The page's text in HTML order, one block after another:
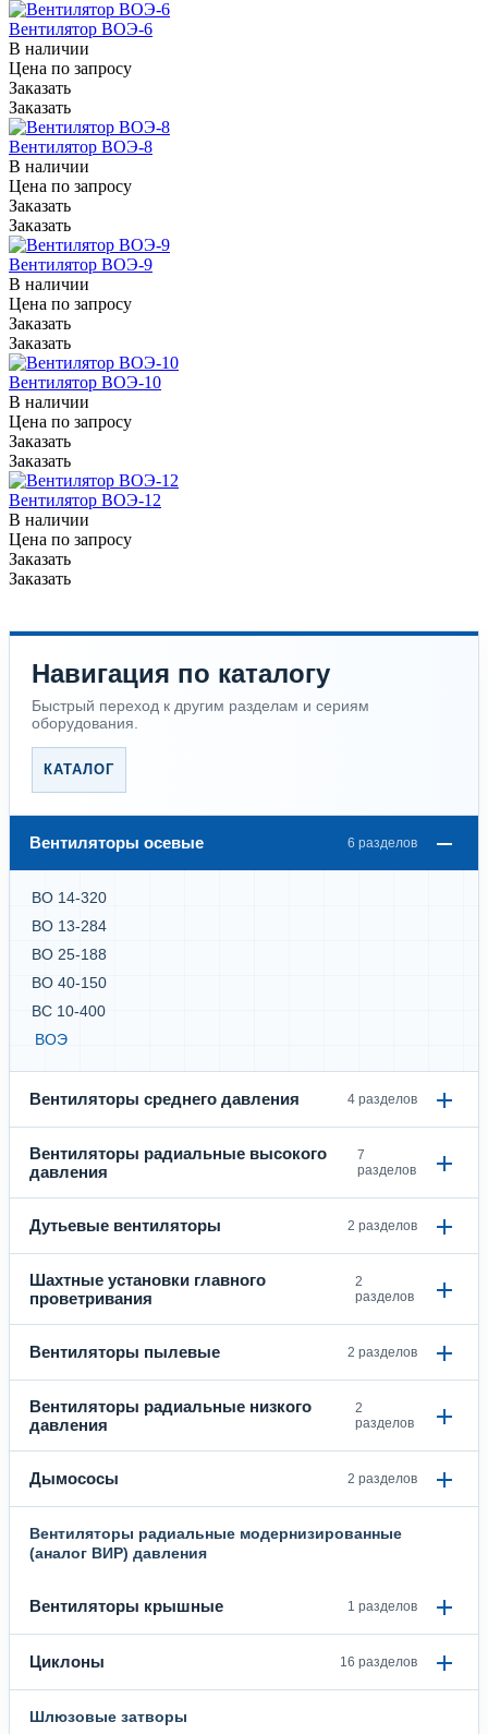
Вентилятор ВОЭ-6
В наличии
Цена по запросу
Заказать
Заказать
Вентилятор ВОЭ-8
В наличии
Цена по запросу
Заказать
Заказать
Вентилятор ВОЭ-9
В наличии
Цена по запросу
Заказать
Заказать
Вентилятор ВОЭ-10
В наличии
Цена по запросу
Заказать
Заказать
Вентилятор ВОЭ-12
В наличии
Цена по запросу
Заказать
Заказать
Навигация по каталогу
Быстрый переход к другим разделам и сериям
оборудования.
КАТАЛОГ
Вентиляторы осевые 6 разделов
ВО 14-320
ВО 13-284
ВО 25-188
ВО 40-150
ВС 10-400
ВОЭ
Вентиляторы среднего давления 4 разделов
Вентиляторы радиальные высокого
давления
7
разделов
Дутьевые вентиляторы 2 разделов
Шахтные установки главного
проветривания
2
разделов
Вентиляторы пылевые 2 разделов
Вентиляторы радиальные низкого
давления
2
разделов
Дымососы 2 разделов
Вентиляторы радиальные модернизированные
(аналог ВИР) давления
Вентиляторы крышные 1 разделов
Циклоны 16 разделов
Шлюзовые затворы